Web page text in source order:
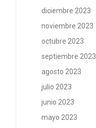
diciembre 2023
noviembre 2023
octubre 2023
septiembre 2023
agosto 2023
julio 2023
junio 2023
mayo 2023